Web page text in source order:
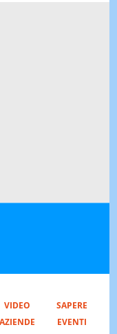
VIDEO
SAPERE
AZIENDE EVENTI